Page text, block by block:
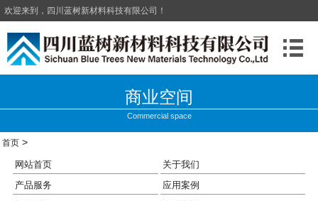
欢迎来到，四川蓝树新材料科技有限公司！
商业空间
Commercial space
首页 >
网站首页
关于我们
产品服务
应用案例